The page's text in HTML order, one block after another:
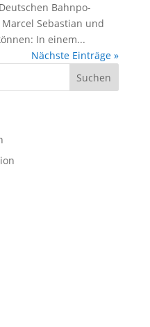
Bahn­po­
Sebas­ti­an und
In einem...
Nächste Einträge »